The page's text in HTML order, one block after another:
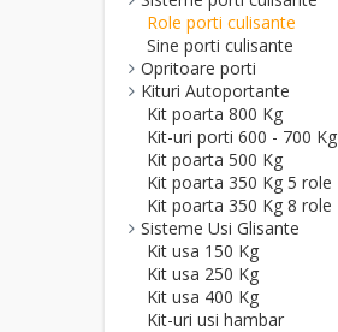
Role porti culisante
Sine porti culisante
Opritoare porti
Kituri Autoportante
Kit poarta 800 Kg
Kit-uri porti 600 - 700 Kg
Kit poarta 500 Kg
Kit poarta 350 Kg 5 role
Kit poarta 350 Kg 8 role
Sisteme Usi Glisante
Kit usa 150 Kg
Kit usa 250 Kg
Kit usa 400 Kg
Kit-uri usi hambar